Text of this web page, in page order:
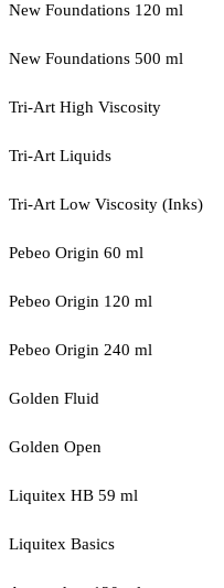
New Foundations 120 ml
New Foundations 500 ml
Tri-Art High Viscosity
Tri-Art Liquids
Tri-Art Low Viscosity (Inks)
Pebeo Origin 60 ml
Pebeo Origin 120 ml
Pebeo Origin 240 ml
Golden Fluid
Golden Open
Liquitex HB 59 ml
Liquitex Basics